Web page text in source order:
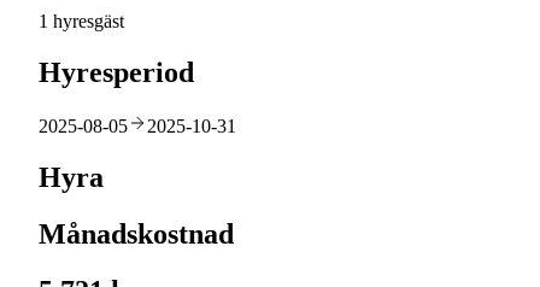
1 hyresgäst
Hyresperiod
2025-08-05 2025-10-31
Hyra
Månadskostnad